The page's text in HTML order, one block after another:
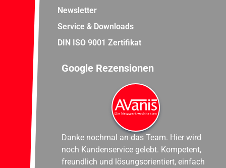
Newsletter
Service & Downloads
DIN ISO 9001 Zertifikat
Google Rezensionen
Danke nochmal an das Team. Hier wird
noch Kundenservice gelebt. Kompetent,
freundlich und lösungsorientiert, einfach